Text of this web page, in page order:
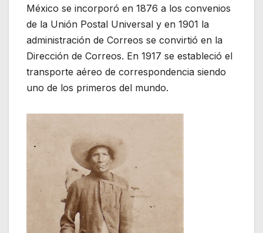
México se incorporó en 1876 a los convenios
de la Unión Postal Universal y en 1901 la
administración de Correos se convirtió en la
Dirección de Correos. En 1917 se estableció el
transporte aéreo de correspondencia siendo
uno de los primeros del mundo.